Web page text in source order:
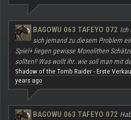
BAGOWU 063 TAFEYO 072 Ich
sich jemand zu diesem Problem
Spiel+ liegen gewisse Monolithen
sollten!! Was wollt ihr..wie soll man mit
Shadow of the Tomb Raider - Erste
years ago
BAGOWU 063 TAFEYO 072